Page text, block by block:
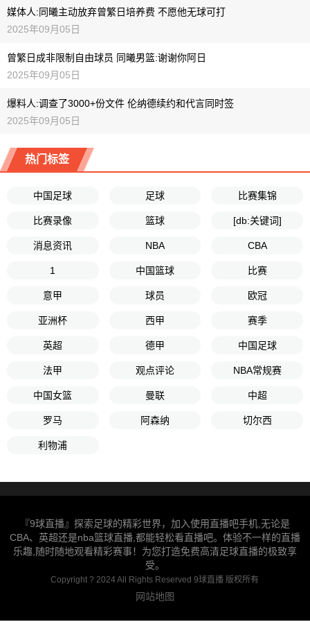
媒体人:同曦主动放弃曾繁日培养费 不愿他无球可打
2025年09月05日
曾繁日成非限制自由球员 同曦男篮:谢谢你阿日
2025年09月05日
爆料人:调查了3000+份文件 伦纳德续约和代言同时签
2025年09月05日
热门标签
中国足球 足球 比赛集锦
比赛录像 篮球 [db:关键词]
消息资讯 NBA CBA
1 中国篮球 比赛
意甲 球员 欧冠
亚洲杯 西甲 赛季
英超 德甲 中国足球
法甲 观点评论 NBA常规赛
中国女篮 曼联 中超
罗马 阿森纳 切尔西
利物浦
『9球直播』探索足球的精彩世界，加入使用直播吧手机,无论是
CBA、英超还是nba篮球直播,都能轻松看直播吧。体验不一样的直播
乐趣,随时随地观看精彩赛事！为您打造免费高清足球直播的极致享
受。
Copyright ? 2024 All Rights Reserved 9球直播 版权所有
网站地图